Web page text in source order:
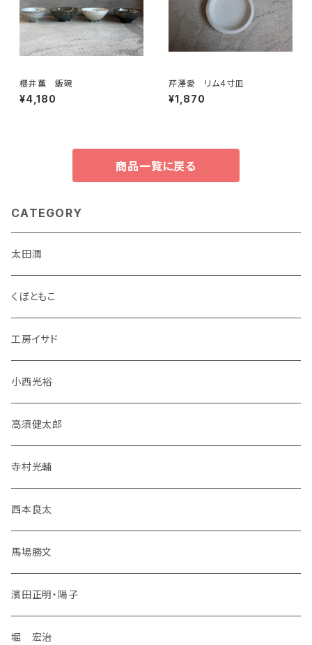
櫻井薫 飯碗
¥4,180
芹澤愛 リム4寸皿
¥1,870
商品一覧に戻る
CATEGORY
太田潤
くぼともこ
工房イサド
小西光裕
高須健太郎
寺村光輔
西本良太
馬場勝文
濱田正明・陽子
堀 宏治